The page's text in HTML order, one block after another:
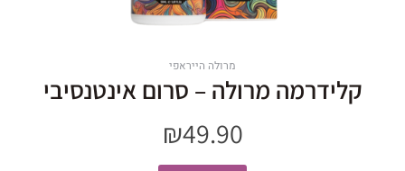
מרולה הייראפי
קלידרמה מרולה – סרום אינטנסיבי
₪49.90